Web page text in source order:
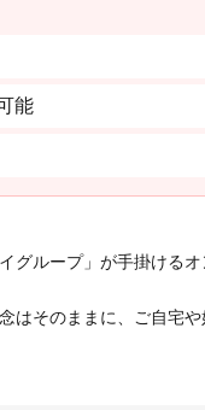
能
ループ」が手掛けるオ
そのままに、ご自宅